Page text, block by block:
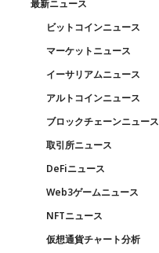
最新ニュース
ビットコインニュース
マーケットニュース
イーサリアムニュース
アルトコインニュース
ブロックチェーンニュース
取引所ニュース
DeFiニュース
Web3ゲームニュース
NFTニュース
仮想通貨チャート分析